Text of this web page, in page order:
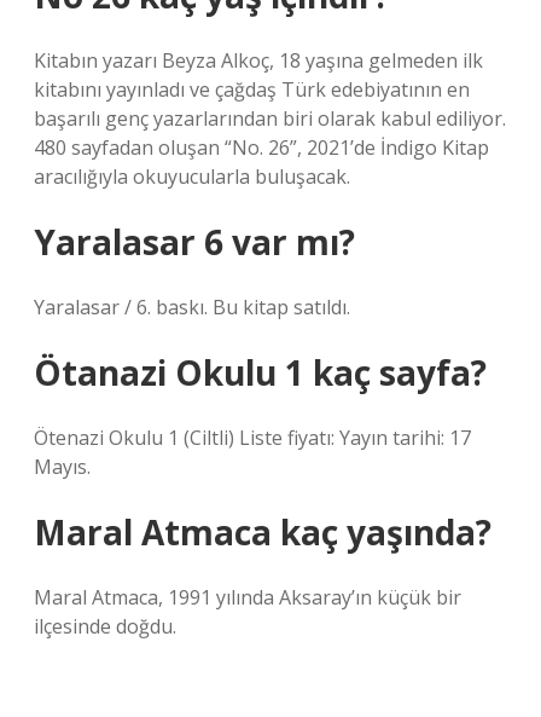
Kitabın yazarı Beyza Alkoç, 18 yaşına gelmeden ilk
kitabını yayınladı ve çağdaş Türk edebiyatının en
başarılı genç yazarlarından biri olarak kabul ediliyor.
480 sayfadan oluşan “No. 26”, 2021’de İndigo Kitap
aracılığıyla okuyucularla buluşacak.
Yaralasar 6 var mı?
Yaralasar / 6. baskı. Bu kitap satıldı.
Ötanazi Okulu 1 kaç sayfa?
Ötenazi Okulu 1 (Ciltli) Liste fiyatı: Yayın tarihi: 17
Mayıs.
Maral Atmaca kaç yaşında?
Maral Atmaca, 1991 yılında Aksaray’ın küçük bir
ilçesinde doğdu.